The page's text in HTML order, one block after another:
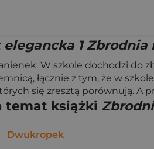
1
W szkole dochodzi
łącznie z tym, że w
się zresztą porównują. A
temat książki
Dwukropek